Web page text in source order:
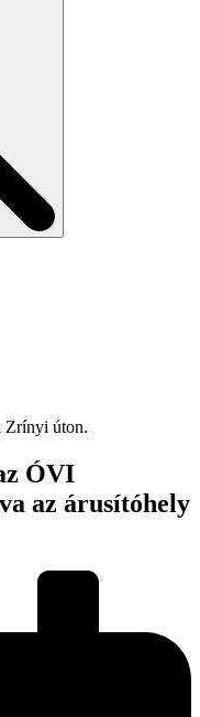
ÓVI
az árusítóhely